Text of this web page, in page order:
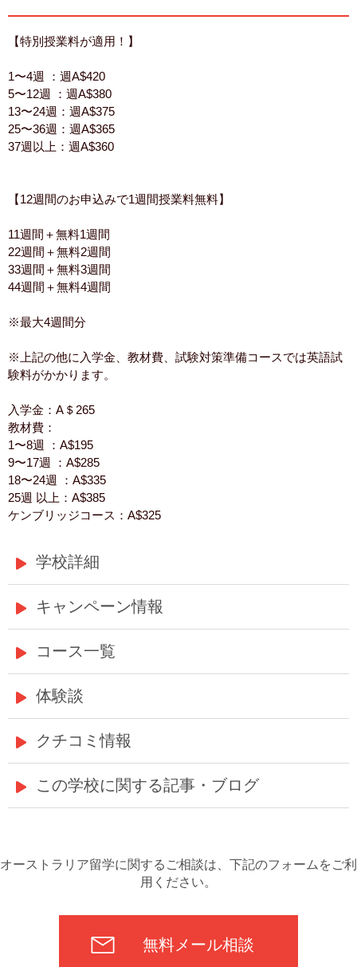
【特別授業料が適用！】
1〜4週 ：週A$420
5〜12週 ：週A$380
13〜24週：週A$375
25〜36週：週A$365
37週以上：週A$360
【12週間のお申込みで1週間授業料無料】
11週間＋無料1週間
22週間＋無料2週間
33週間＋無料3週間
44週間＋無料4週間
※最大4週間分
※上記の他に入学金、教材費、試験対策準備コースでは英語試
験料がかかります。
入学金：A＄265
教材費：
1〜8週 ：A$195
9〜17週 ：A$285
18〜24週 ：A$335
25週 以上：A$385
ケンブリッジコース：A$325
学校詳細
キャンペーン情報
コース一覧
体験談
クチコミ情報
この学校に関する記事・ブログ
オーストラリア留学に関するご相談は、下記のフォームをご利
用ください。
無料メール相談